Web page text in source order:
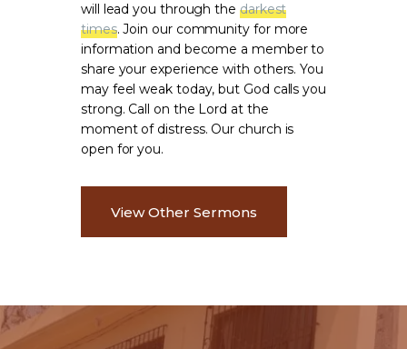
will lead you through the darkest
times. Join our community for more
information and become a member to
share your experience with others. You
may feel weak today, but God calls you
strong. Call on the Lord at the
moment of distress. Our church is
open for you.
View Other Sermons